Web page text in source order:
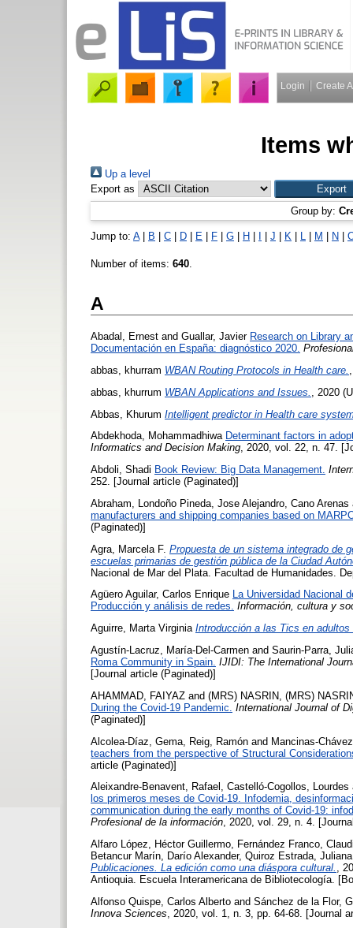
Login Create
Items
Up a level
Export as
Group by:
Jump to: A| B C D E F G H J K L M N
Number of items: 640.
A
Abadal, Ernest and Guallar, Javier Research on Library
Documentación en España: diagnóstico 2020.
abbas, khurram WBAN Routing Protocols in Health care.
abbas, khurrum WBAN Applications and Issues.
, 2020
Abbas, Khurum Intelligent predictor in Health care
Abdekhoda, Mohammadhiwa Determinant factors in
Informatics and Decision Making, 2020, vol. 22, n. 47.
Abdoli, Shadi Book Review: Big Data Management.
252. [Journal article (Paginated)]
Abraham, Londoño Pineda Jose Alejandro, Cano Arenas
manufacturers and shipping companies based on
(Paginated)]
Agra, Marcela F. Propuesta de un sistema integrado de
escuelas primarias de gestión pública de la Ciudad
Nacional de Mar del Plata. Facultad de Humanidades.
Agüero Aguilar, Carlos Enrique La Universidad Nacional
Producción y análisis de redes. Información, cultura y
Aguirre, Marta Virginia Introducción a las Tics en adultos
Agustín-Lacruz, María-Del-Carmen and Saurin-Parra,
Roma Community in Spain. IJIDI: The International
[Journal article (Paginated)]
AHAMMAD, FAIYAZ and (MRS) NASRIN, (MRS)
During the Covid-19 Pandemic. International Journal of
(Paginated)]
Alcolea-Díaz, Gema Reig, Ramón and Mancinas-
teachers from the perspective of Structural
article (Paginated)]
Aleixandre-Benavent, Rafael , Castelló-Cogollos, Lourdes
los primeros meses de Covid-19. Infodemia,
communication during the early months of Covid-19:
Profesional de la información, 2020, vol. 29, n. 4.
Alfaro López, Héctor Guillermo, Fernández Franco,
Betancur Marín, Darío Alexander, Quiroz Estrada, Juliana
Publicaciones. La edición como una diáspora cultural. ,
Antioquia. Escuela Interamericana de Bibliotecología.
Alfonso Quispe, Carlos Alberto and Sánchez de la Flor,
Innova Sciences, 2020, vol. 1, n. 3, pp. 64-68. [Journal